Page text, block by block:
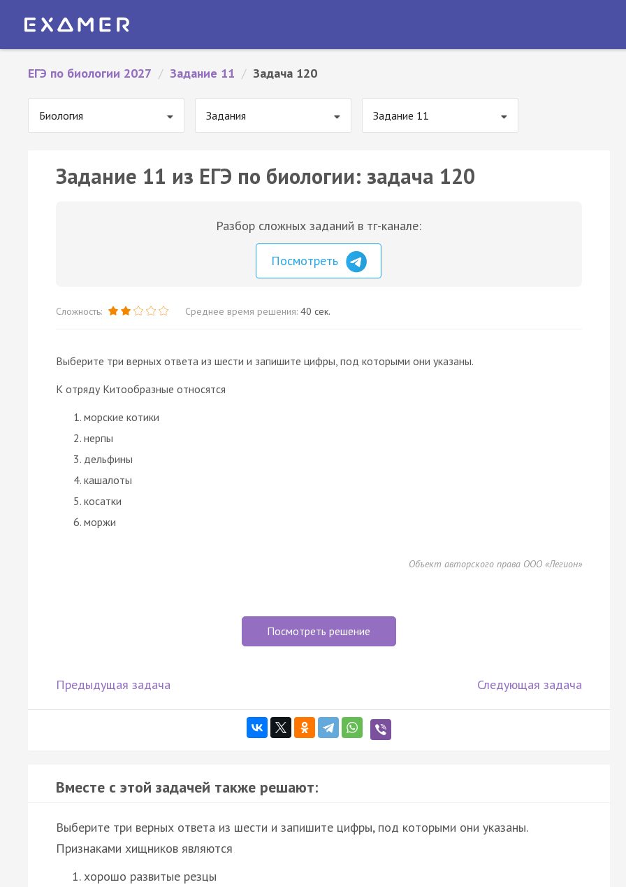
ЕГЭ по биологии 2027 / Задание 11 / Задача 120
Биология Задания Задание 11
Задание 11 из ЕГЭ по биологии: задача 120
Разбор сложных заданий в тг-канале:
Посмотреть
Сложность: Среднее время решения: 40 сек.
Выберите три верных ответа из шести и запишите цифры, под которыми они указаны.
К отряду Китообразные относятся
морские котики
нерпы
дельфины
кашалоты
косатки
моржи
Объект авторского права ООО «Легион»
Посмотреть решение
Предыдущая задача Следующая задача
Вместе с этой задачей также решают:
Выберите три верных ответа из шести и запишите цифры, под которыми они указаны.
Признаками хищников являются
хорошо развитые резцы